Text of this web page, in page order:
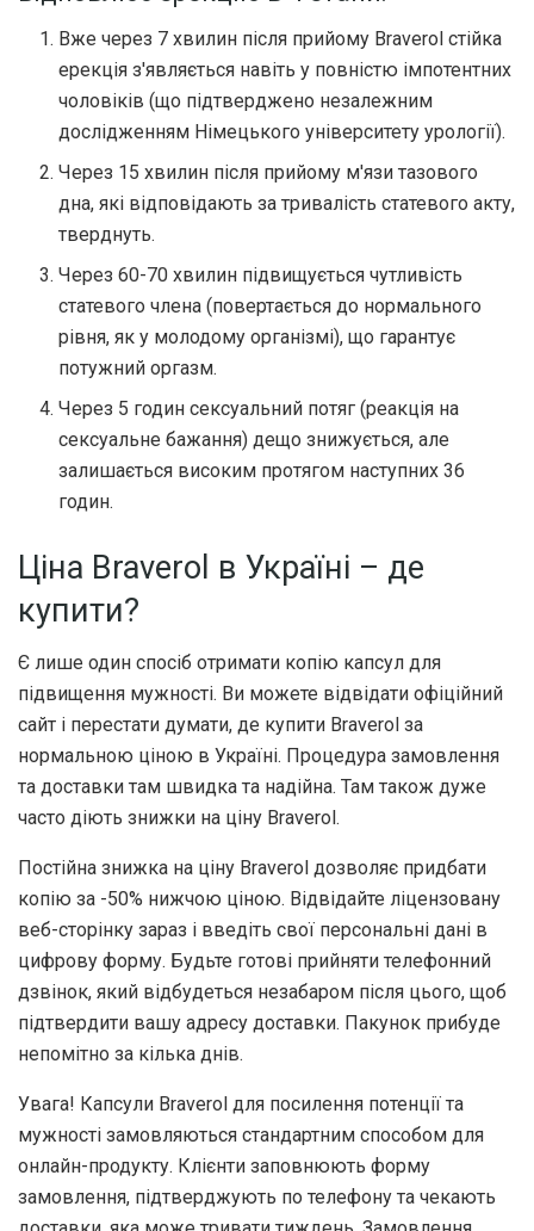
Вже через 7 хвилин після прийому Braverol стійка
ерекція з'являється навіть у повністю імпотентних
чоловіків (що підтверджено незалежним
дослідженням Німецького університету урології).
Через 15 хвилин після прийому м'язи тазового
дна, які відповідають за тривалість статевого акту,
тверднуть.
Через 60-70 хвилин підвищується чутливість
статевого члена (повертається до нормального
рівня, як у молодому організмі), що гарантує
потужний оргазм.
Через 5 годин сексуальний потяг (реакція на
сексуальне бажання) дещо знижується, але
залишається високим протягом наступних 36
годин.
Ціна Braverol в Україні – де
купити?
Є лише один спосіб отримати копію капсул для
підвищення мужності. Ви можете відвідати офіційний
сайт і перестати думати, де купити Braverol за
нормальною ціною в Україні. Процедура замовлення
та доставки там швидка та надійна. Там також дуже
часто діють знижки на ціну Braverol.
Постійна знижка на ціну Braverol дозволяє придбати
копію за -50% нижчою ціною. Відвідайте ліцензовану
веб-сторінку зараз і введіть свої персональні дані в
цифрову форму. Будьте готові прийняти телефонний
дзвінок, який відбудеться незабаром після цього, щоб
підтвердити вашу адресу доставки. Пакунок прибуде
непомітно за кілька днів.
Увага! Капсули Braverol для посилення потенції та
мужності замовляються стандартним способом для
онлайн-продукту. Клієнти заповнюють форму
замовлення, підтверджують по телефону та чекають